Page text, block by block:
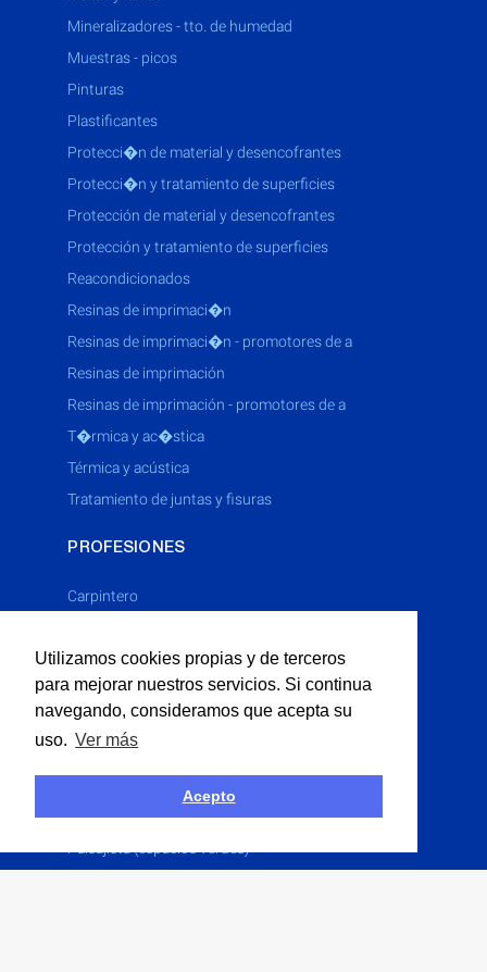
Utilizamos cookies propias y de terceros
para mejorar nuestros servicios. Si continua
navegando, consideramos que acepta su
uso. Ver más
Acepto
mineralizadores - tto. de humedad
muestras - picos
pinturas
plastificantes
protecci�n de material y desencofrantes
protecci�n y tratamiento de superficies
protección de material y desencofrantes
protección y tratamiento de superficies
reacondicionados
resinas de imprimaci�n
resinas de imprimaci�n - promotores de a
resinas de imprimación
resinas de imprimación - promotores de a
t�rmica y ac�stica
térmica y acústica
tratamiento de juntas y fisuras
PROFESIONES
Carpintero
Electricista
Fontanero
Limpieza Industrial
Multiservicios
Obras Públicas